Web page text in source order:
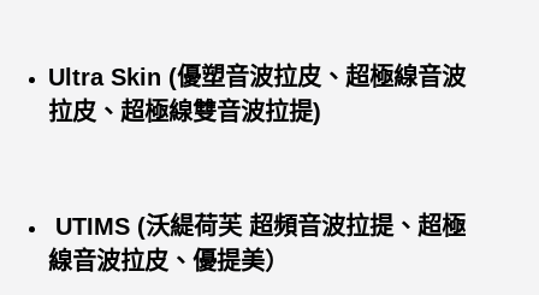
Ultra Skin (優塑音波拉皮、超極線音波
拉皮、超極線雙音波拉提)
UTIMS (沃緹荷芙 超頻音波拉提、超極
線音波拉皮、優提美）